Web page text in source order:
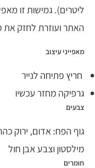
ליטרים). גמישות זו
האתר ועוזרת לחזק את
מאפייני עיצוב
חריץ פתיחה לנייר
גרפיקה מחזר עכשיו
צבעים
גוף הפח: אדום, ירוק
מילסטון וצבע אבן חול
חומרים